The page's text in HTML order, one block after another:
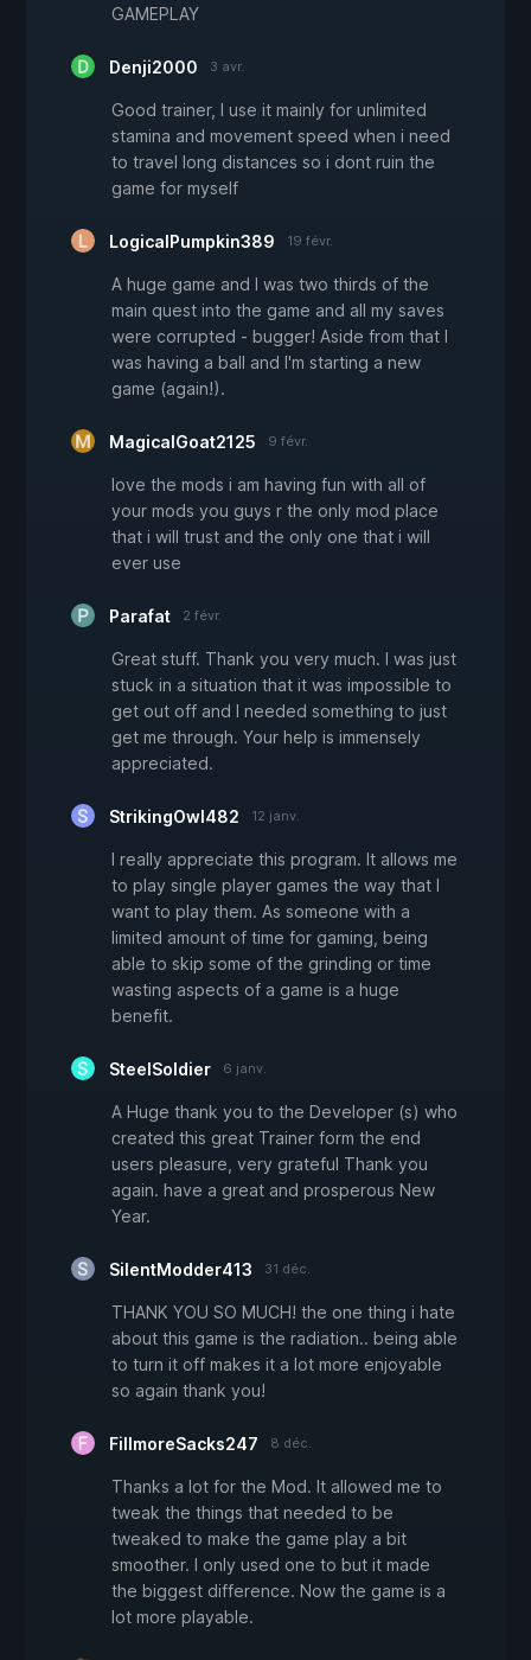
GAMEPLAY
Denji2000 3 avr.
Good trainer, I use it mainly for unlimited
stamina and movement speed when i need
to travel long distances so i dont ruin the
game for myself
LogicalPumpkin389 19 févr.
A huge game and I was two thirds of the
main quest into the game and all my saves
were corrupted - bugger! Aside from that I
was having a ball and I'm starting a new
game (again!).
MagicalGoat2125 9 févr.
love the mods i am having fun with all of
your mods you guys r the only mod place
that i will trust and the only one that i will
ever use
Parafat 2 févr.
Great stuff. Thank you very much. I was just
stuck in a situation that it was impossible to
get out off and I needed something to just
get me through. Your help is immensely
appreciated.
StrikingOwl482 12 janv.
I really appreciate this program. It allows me
to play single player games the way that I
want to play them. As someone with a
limited amount of time for gaming, being
able to skip some of the grinding or time
wasting aspects of a game is a huge
benefit.
SteelSoldier 6 janv.
A Huge thank you to the Developer (s) who
created this great Trainer form the end
users pleasure, very grateful Thank you
again. have a great and prosperous New
Year.
SilentModder413 31 déc.
THANK YOU SO MUCH! the one thing i hate
about this game is the radiation.. being able
to turn it off makes it a lot more enjoyable
so again thank you!
FillmoreSacks247 8 déc.
Thanks a lot for the Mod. It allowed me to
tweak the things that needed to be
tweaked to make the game play a bit
smoother. I only used one to but it made
the biggest difference. Now the game is a
lot more playable.